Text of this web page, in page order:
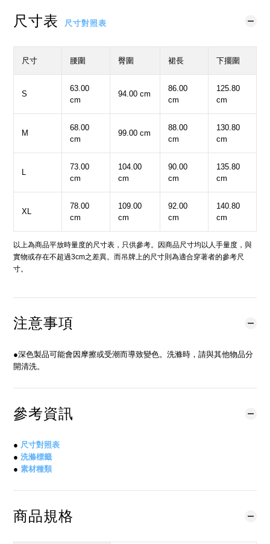
尺寸表 尺寸對照表
尺寸 腰圍 臀圍 裙長 下擺圍
S
63.00
cm
94.00 cm
86.00
cm
125.80
cm
M
68.00
cm
99.00 cm
88.00
cm
130.80
cm
L
73.00
cm
104.00
cm
90.00
cm
135.80
cm
XL
78.00
cm
109.00
cm
92.00
cm
140.80
cm
以上為商品平放時量度的尺寸表，只供參考。因商品尺寸均以人手量度，與
實物或存在不超過3cm之差異。而吊牌上的尺寸則為適合穿著者的參考尺
寸。
注意事項
●深色製品可能會因摩擦或受潮而導致變色。洗滌時，請與其他物品分
開清洗。
參考資訊
● 尺寸對照表
● 洗滌標籤
● 素材種類
商品規格